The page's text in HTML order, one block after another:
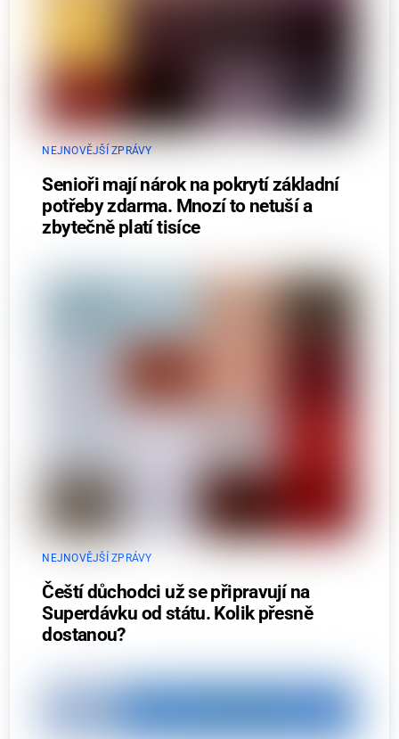
NEJNOVĚJŠÍ ZPRÁVY
Senioři mají nárok na pokrytí základní
potřeby zdarma. Mnozí to netuší a
zbytečně platí tisíce
NEJNOVĚJŠÍ ZPRÁVY
Čeští důchodci už se připravují na
Superdávku od státu. Kolik přesně
dostanou?